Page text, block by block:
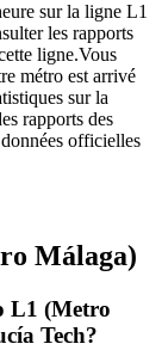
sur la ligne L1
les rapports
ligne.Vous
métro est arrivé
sur la
rapports des
officielles
Málaga)
L1 (Metro
Tech?